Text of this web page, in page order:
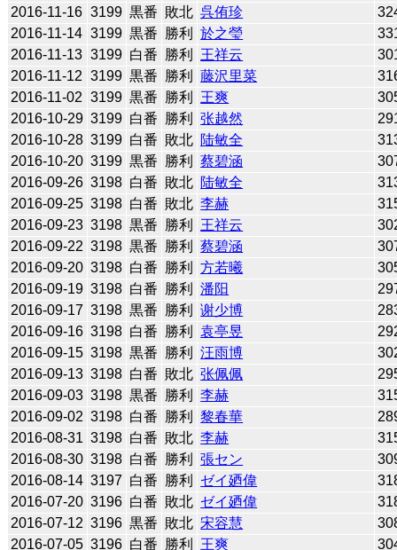
2016-11-16 3199 黒番 敗北 呉侑珍
2016-11-14 3199 黒番 勝利 於之瑩
2016-11-13 3199 白番 勝利 王祥云
2016-11-12 3199 黒番 勝利 藤沢里菜
2016-11-02 3199 黒番 勝利 王爽
2016-10-29 3199 白番 勝利 张越然
2016-10-28 3199 白番 敗北 陆敏全
2016-10-20 3199 黒番 勝利 蔡碧涵
2016-09-26 3198 白番 敗北 陆敏全
2016-09-25 3198 白番 敗北 李赫
2016-09-23 3198 黒番 勝利 王祥云
2016-09-22 3198 黒番 勝利 蔡碧涵
2016-09-20 3198 白番 勝利 方若曦
2016-09-19 3198 白番 勝利 潘阳
2016-09-17 3198 黒番 勝利 谢少博
2016-09-16 3198 白番 勝利 袁亭昱
2016-09-15 3198 黒番 勝利 汪雨博
2016-09-13 3198 白番 敗北 张佩佩
2016-09-03 3198 黒番 勝利 李赫
2016-09-02 3198 白番 勝利 黎春華
2016-08-31 3198 白番 敗北 李赫
2016-08-30 3198 白番 勝利 張セン
2016-08-14 3197 白番 勝利 ゼイ廼偉
2016-07-20 3196 白番 敗北 ゼイ廼偉
2016-07-12 3196 黒番 敗北 宋容慧
2016-07-05 3196 白番 勝利 王爽